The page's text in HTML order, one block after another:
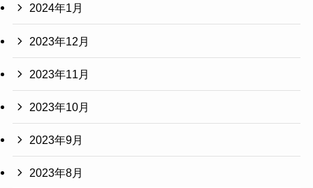
2024年1月
2023年12月
2023年11月
2023年10月
2023年9月
2023年8月